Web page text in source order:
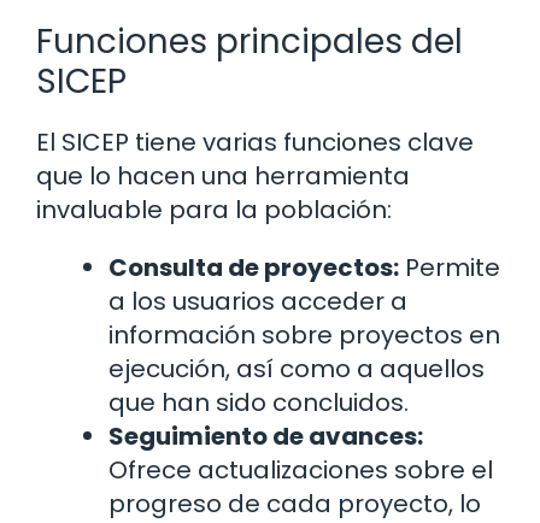
Funciones principales del
SICEP
El SICEP tiene varias funciones clave
que lo hacen una herramienta
invaluable para la población:
Consulta de proyectos: Permite
a los usuarios acceder a
información sobre proyectos en
ejecución, así como a aquellos
que han sido concluidos.
Seguimiento de avances:
Ofrece actualizaciones sobre el
progreso de cada proyecto, lo